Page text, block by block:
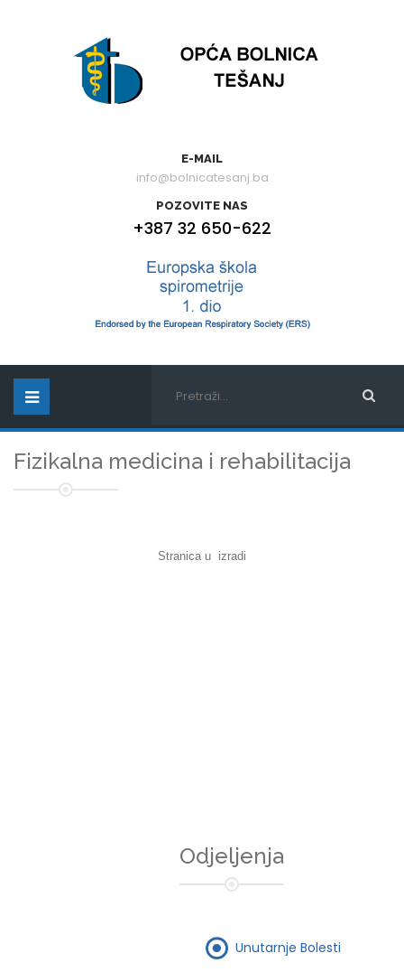
E-MAIL
info@bolnicatesanj.ba
POZOVITE NAS
+387 32 650-622
Fizikalna medicina i rehabilitacija
Stranica u izradi
Odjeljenja
Unutarnje Bolesti